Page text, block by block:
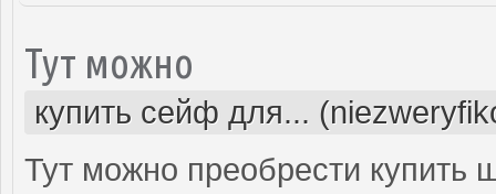
Тут можно
купить сейф для...
Тут можно преобрести